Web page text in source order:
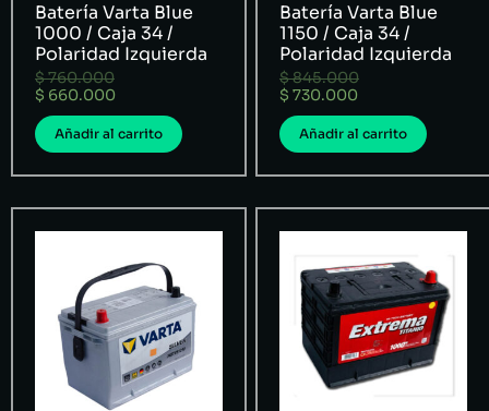
Batería Varta Blue
1000 / Caja 34 /
Polaridad Izquierda
$760.000
$ 660.000
Añadir al carrito
Batería Varta Blue
1150 / Caja 34 /
Polaridad Izquierda
$845.000
$ 730.000
Añadir al carrito